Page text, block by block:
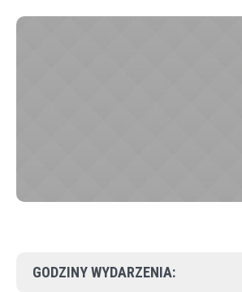
GODZINY WYDARZENIA: